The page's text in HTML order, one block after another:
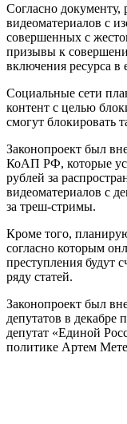
Согласно документу,
видеоматериалов с
совершенных с
призывы к
включения ресурса в
Социальные сети
контент с целью
смогут блокировать
Законопроект был
КоАП РФ, которые
рублей за
видеоматериалов с
за треш-стримы.
Кроме того,
согласно которым
преступления будут
ряду статей.
Законопроект был
депутатов в
депутат «Единой
политике Артем